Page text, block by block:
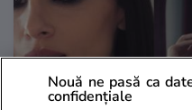
Nouă ne pasă ca
confidențiale